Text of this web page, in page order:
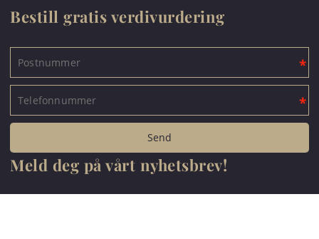
Bestill gratis verdivurdering
Meld deg på vårt nyhetsbrev!